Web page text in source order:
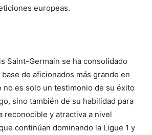
europeas.
Saint-Germain se ha consolidado
de aficionados más grande en
no es solo un testimonio de su éxito
sino también de su habilidad para
reconocible y atractiva a nivel
continúan dominando la Ligue 1 y